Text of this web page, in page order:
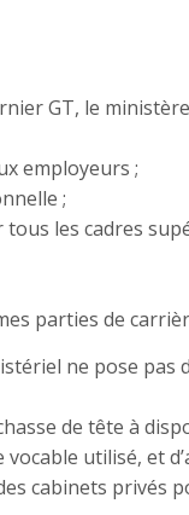
GT, le
employeurs ;
;
les cadres
parties de
ne pose
de tête à
utilisé, et
cabinets privés